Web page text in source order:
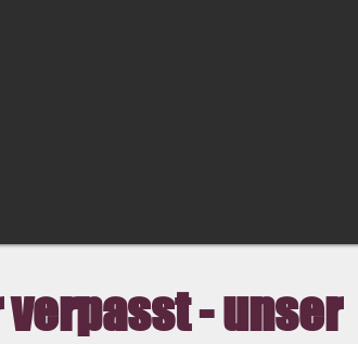
verpasst - unser